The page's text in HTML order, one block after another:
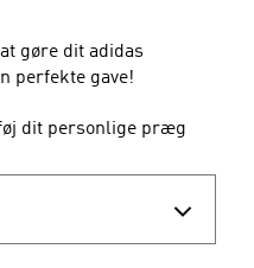
gøre dit adidas
perfekte gave!
dit personlige præg